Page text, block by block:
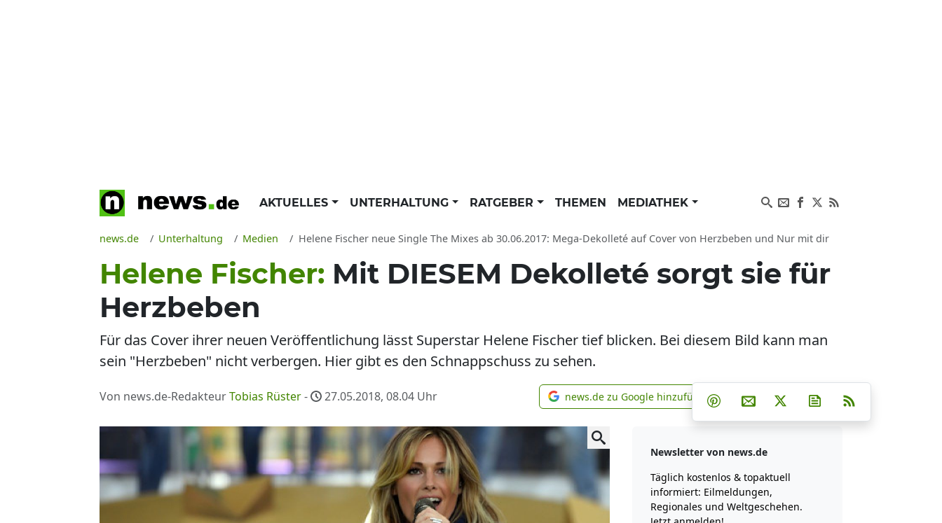
AKTUELLES UNTERHALTUNG RATGEBER THEMEN MEDIATHEK
news.de Unterhaltung Medien Helene Fischer neue Single The Mixes ab 30.06.2017: Mega-Dekolleté auf Cover von Herzbeben und Nur mit dir
Helene Fischer: Mit DIESEM Dekolleté sorgt sie für
Herzbeben
Für das Cover ihrer neuen Veröffentlichung lässt Superstar Helene Fischer tief blicken. Bei diesem Bild kann man
sein "Herzbeben" nicht verbergen. Hier gibt es den Schnappschuss zu sehen.
Von news.de-RedakteurTobias Rüster- 27.05.2018, 08.04 Uhr news.de zu Google hinzufügen
news.de zu Google hinzufügen Teilen auf Facebook
Teilen auf Whatsapp
Teilen auf Telegram
Teilen auf Pinterest
Per E-Mail teilen
Post auf XNewsletter
Newsletter von news.de
Täglich kostenlos & topaktuell
informiert: Eilmeldungen,
Regionales und Weltgeschehen.